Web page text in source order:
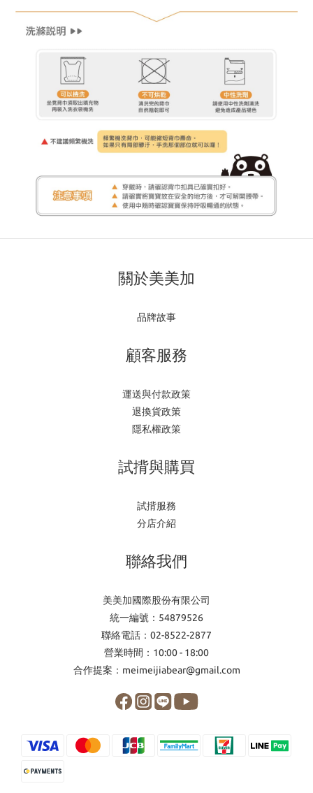
關於美美加
品牌故事
顧客服務
運送與付款政策
退換貨政策
隱私權政策
試揹與購買
試揹服務
分店介紹
聯絡我們
美美加國際股份有限公司
統一編號：54879526
聯絡電話：02-8522-2877
營業時間：10:00 - 18:00
合作提案：meimeijiabear@gmail.com